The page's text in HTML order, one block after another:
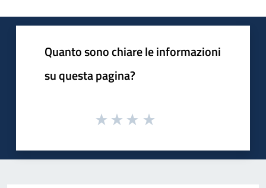
Quanto sono chiare le informazioni
su questa pagina?